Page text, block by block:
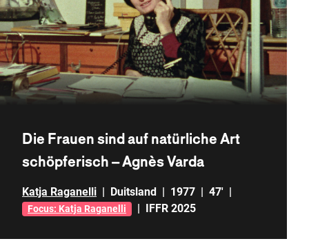
Die Frauen sind auf natürliche Art
schöpferisch – Agnès Varda
Katja Raganelli | Duitsland | 1977 | 47' |
Focus: Katja Raganelli | IFFR 2025